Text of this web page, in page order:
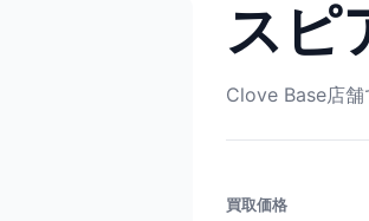
スピ
Clove Base店舗
買取価格